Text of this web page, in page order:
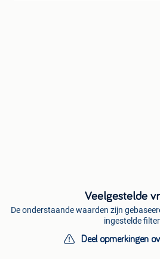
Veelgestelde
De onderstaande waarden zijn
ingestelde
Deel opmerkingen